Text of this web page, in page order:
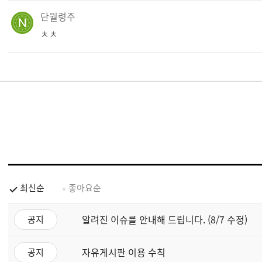
단월령주
ㅊㅊ
최신순 좋아요순
공지 알려진 이슈를 안내해 드립니다. (8/7 수정)
공지 자유게시판 이용 수칙